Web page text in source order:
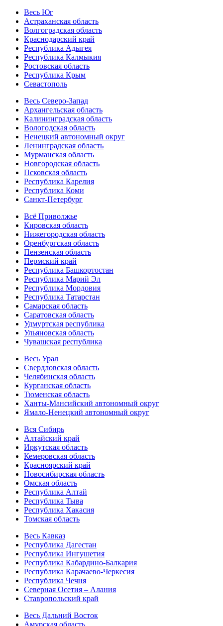
Весь Юг
Астраханская область
Волгоградская область
Краснодарский край
Республика Адыгея
Республика Калмыкия
Ростовская область
Республика Крым
Севастополь
Весь Северо-Запад
Архангельская область
Калининградская область
Вологодская область
Ненецкий автономный округ
Ленинградская область
Мурманская область
Новгородская область
Псковская область
Республика Карелия
Республика Коми
Санкт-Петербург
Всё Приволжье
Кировская область
Нижегородская область
Оренбургская область
Пензенская область
Пермский край
Республика Башкортостан
Республика Марий Эл
Республика Мордовия
Республика Татарстан
Самарская область
Саратовская область
Удмуртская республика
Ульяновская область
Чувашская республика
Весь Урал
Свердловская область
Челябинская область
Курганская область
Тюменская область
Ханты-Мансийский автономный округ
Ямало-Ненецкий автономный округ
Вся Сибирь
Алтайский край
Иркутская область
Кемеровская область
Красноярский край
Новосибирская область
Омская область
Республика Алтай
Республика Тыва
Республика Хакасия
Томская область
Весь Кавказ
Республика Дагестан
Республика Ингушетия
Республика Кабардино-Балкария
Республика Карачаево-Черкесия
Республика Чечня
Северная Осетия – Алания
Ставропольский край
Весь Дальний Восток
Амурская область